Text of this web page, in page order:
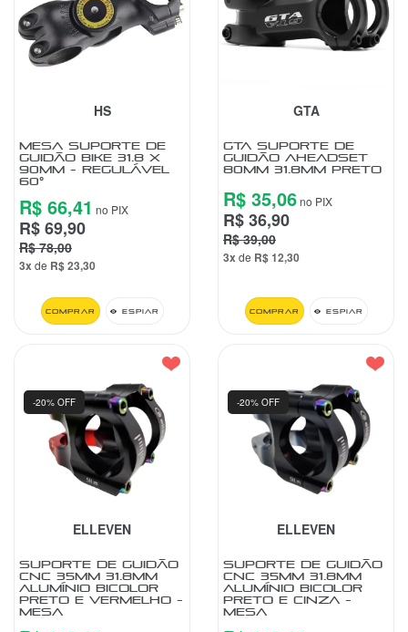
VESTUÁRIO
(11)
9
4440-
2772
Chat
WhatsApp
nos uma
mensagem
HS
MESA SUPORTE DE
GUIDÃO BIKE 31.8 X
90MM - REGULÁVEL
60°
R$ 66,41 no PIX
R$ 69,90
R$ 78,00
3x de R$ 23,30
Comprar Espiar
GTA
GTA SUPORTE DE
GUIDÃO AHEADSET
80MM 31.8MM PRETO
R$ 35,06no PIX
R$ 36,90
R$ 39,00
3x de R$ 12,30
Comprar Espiar
ELLEVEN
SUPORTE DE GUIDÃO
CNC 35MM 31.8MM
ALUMÍNIO BICOLOR
PRETO E VERMELHO -
MESA
-20% OFF
ELLEVEN
SUPORTE DE GUIDÃO
CNC 35MM 31.8MM
ALUMÍNIO BICOLOR
PRETO E CINZA -
MESA
-20% OFF